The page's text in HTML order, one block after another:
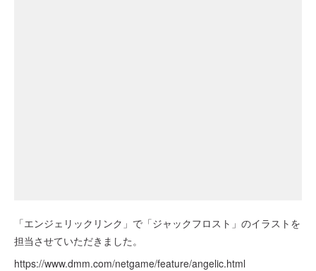
「エンジェリックリンク」で「ジャックフロスト」のイラストを
担当させていただきました。
https://www.dmm.com/netgame/feature/angelic.html